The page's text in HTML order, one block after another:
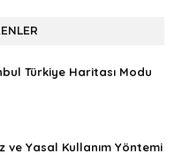
Türkiye Haritası Modu
ve Yasal Kullanım Yöntemi